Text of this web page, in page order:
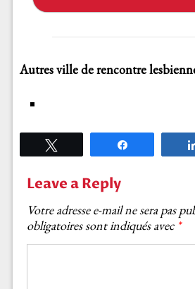
Autres ville de rencontre
Leave a Reply
Votre adresse e-mail ne sera pas
obligatoires sont indiqués avec *